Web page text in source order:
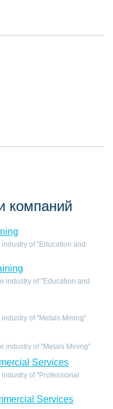
компаний
of "Education and
industry of "Education and
of "Metals Mining"
industry of "Metals Mining"
Services
of "Professional
Services